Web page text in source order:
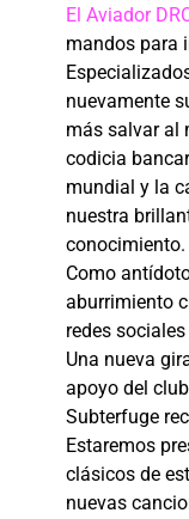
El Aviador
mandos para
nuevamente
más salvar al
codicia
mundial y la
nuestra
conocimiento.
Como
aburrimiento
redes
Una nueva
apoyo del
Subterfuge
Estaremos
clásicos de
nuevas